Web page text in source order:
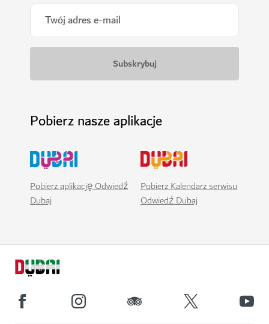
Pobierz nasze aplikacje
Pobierz aplikację Odwiedź
Dubaj
Pobierz Kalendarz serwisu
Odwiedź Dubaj